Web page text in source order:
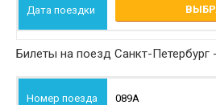
Билеты на поезд Санкт-Петербург
089А